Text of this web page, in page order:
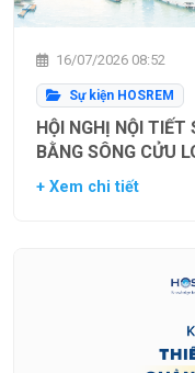
16/07/2026 08:52
Sự kiện HOSREM
HỘI NGHỊ NỘI TIẾT
BẰNG SÔNG CỬU
+ Xem chi tiết